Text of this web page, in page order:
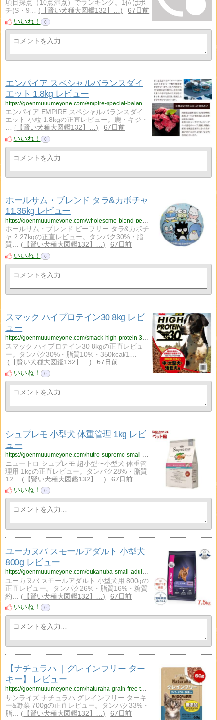
項目採点（10点満点）でランキング。1位はポ
チ(S・9…
【賢い犬種大図鑑132】…
67日前
いいね！
0
エンパイア スペシャルバランスダイ
エット 1.8kg レビュー
https://goenmuuumeyone.com/empire-special-balance-diet-small-grain-18kg-review/
エンパイア EMPIRE スペシャルバランスダイ
エット 小粒 1.8kgの正直レビュー。鹿・キジ・
…
【賢い犬種大図鑑132】…
67日前
いいね！
0
ホールサム・ブレンド タラ&カボチャ
11.36kg レビュー
https://goenmuuumeyone.com/wholesome-blend-pea-free-cod-pumpkin-227kg-review/
ホールサム・ブレンド ピーフリー タラ&カボチ
ャ 2.27kgの正直レビュー。タンパク30%・脂
質…
【賢い犬種大図鑑132】…
67日前
いいね！
0
スマック ハイプロテイン30 8kg レビ
ュー
https://goenmuuumeyone.com/smack-high-protein-30-8kg-review/
スマック ハイプロテイン30 8kgの正直レビュ
ー。タンパク30%・脂質10%・350kcal/1…
【賢い犬種大図鑑132】…
67日前
いいね！
0
シュプレモ 小型犬 体重管理 1kg レビ
ュー
https://goenmuuumeyone.com/nutro-supremo-small-weight-management-1kg-review/
ニュートロ シュプレモ 超小型〜小型犬 体重管
理用 1kgの正直レビュー。タンパク28%・脂質
12…
【賢い犬種大図鑑132】…
67日前
いいね！
0
ユーカヌバ スモールアダルト 小型犬
800g レビュー
https://goenmuuumeyone.com/eukanuba-small-adult-800g-review/
ユーカヌバ スモールアダルト 小型犬用 800gの
正直レビュー。タンパク26%・脂質16%・糖質
約…
【賢い犬種大図鑑132】…
67日前
いいね！
0
【ナチュラハ ｜グレインフリー ター
キー】 レビュー
https://goenmuuumeyone.com/naturaha-grain-free-turkey-700g-review/
サンライズ ナチュラハ グレインフリー ターキ
ー&野菜 700gの正直レビュー。タンパク33%・
脂…
【賢い犬種大図鑑132】…
67日前